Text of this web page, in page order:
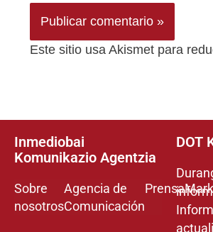
Este sitio usa Akismet para
Inmediobai
Komunikazio Agentzia
Sobre
nosotros
Agencia de
Comunicación
Prensa
DOT